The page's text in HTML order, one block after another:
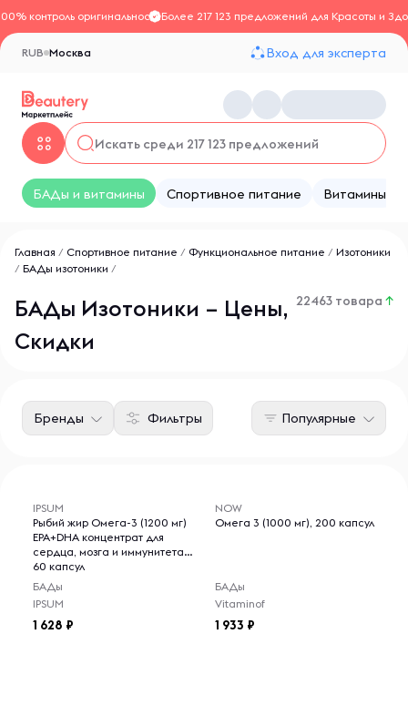
контроль оригинальностиБолее 217 123 предложений для Красоты и
Москва
RUB Вход для эксперта
БАДы и витамины Спортивное питание Витамины
Главная / Спортивное питание / Функциональное питание / Изотоники
/ БАДы изотоники /
БАДы Изотоники – Цены,
Скидки
22463 товара ↑
Фильтры
Бренды Популярные
IPSUM
Рыбий жир Омега-3 (1200 мг)
EPA+DHA концентрат для
сердца, мозга и иммунитета,
60 капсул
БАДы
IPSUM
1 628
NOW
Омега 3 (1000 мг), 200 капсул
БАДы
Vitaminof
1 933